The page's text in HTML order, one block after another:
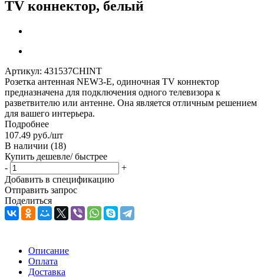
TV коннектор, белый
Артикул: 431537CHINT
Розетка антенная NEW3-E, одиночная TV коннектор
предназначена для подключения одного телевизора к
разветвителю или антенне. Она является отличным решением
для вашего интерьера.
Подробнее
107.49 руб./шт
В наличии (18)
Купить дешевле/ быстрее
-
+
Добавить в спецификацию
Отправить запрос
Поделиться
Описание
Оплата
Доставка